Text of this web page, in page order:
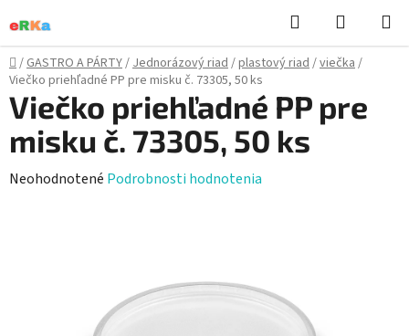
na
obsah
Hľadať
KOŠÍK
Domov
/GASTRO A PÁRTY/Jednorázový riad/plastový riad/viečka/
Viečko priehľadné PP pre misku č. 73305, 50 ks
Viečko priehľadné PP pre
misku č. 73305, 50 ks
Priemerné
Neohodnotené Podrobnosti hodnotenia